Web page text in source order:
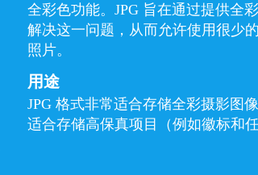
全彩色功能。JPG 旨在通过提供全
解决这一问题，从而允许使用很少
照片。
用途
JPG 格式非常适合存储全彩摄影图
适合存储高保真项目（例如徽标和